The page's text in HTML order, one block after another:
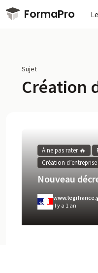
Passer au contenu principal
FormaPro
Sujet
Création
À ne pas rater 🔥
Création d’entreprise
Nouveau
il y a 1 an